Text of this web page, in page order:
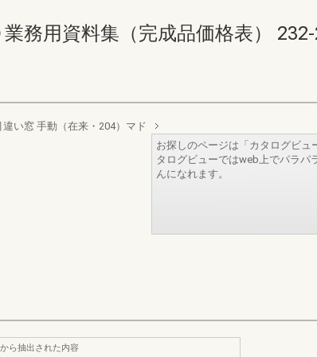
務用資料集（完成品価格表）
い窓 手動（在来・204）マド
お探しのページは「カタログビュ
タログビューではweb上でパラパ
んになれます。
ら抽出された内容